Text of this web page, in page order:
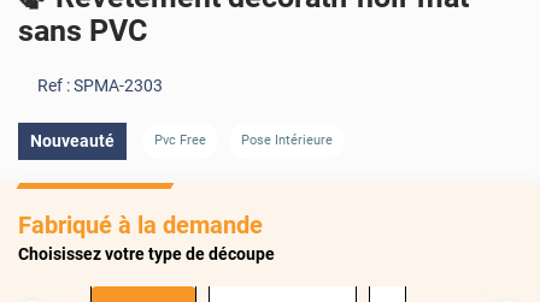
sans PVC
Ref :SPMA-2303
Nouveauté Pvc Free Pose Intérieure
Fabriqué à la demande
Choisissez votre type de découpe